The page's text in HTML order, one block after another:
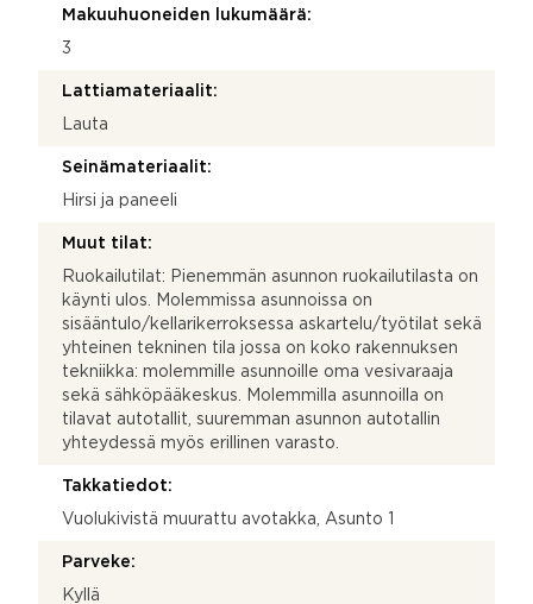
Makuuhuoneiden lukumäärä:
3
Lattiamateriaalit:
Lauta
Seinämateriaalit:
Hirsi ja paneeli
Muut tilat:
Ruokailutilat: Pienemmän asunnon ruokailutilasta on
käynti ulos. Molemmissa asunnoissa on
sisääntulo/kellarikerroksessa askartelu/työtilat sekä
yhteinen tekninen tila jossa on koko rakennuksen
tekniikka: molemmille asunnoille oma vesivaraaja
sekä sähköpääkeskus. Molemmilla asunnoilla on
tilavat autotallit, suuremman asunnon autotallin
yhteydessä myös erillinen varasto.
Takkatiedot:
Vuolukivistä muurattu avotakka, Asunto 1
Parveke:
Kyllä